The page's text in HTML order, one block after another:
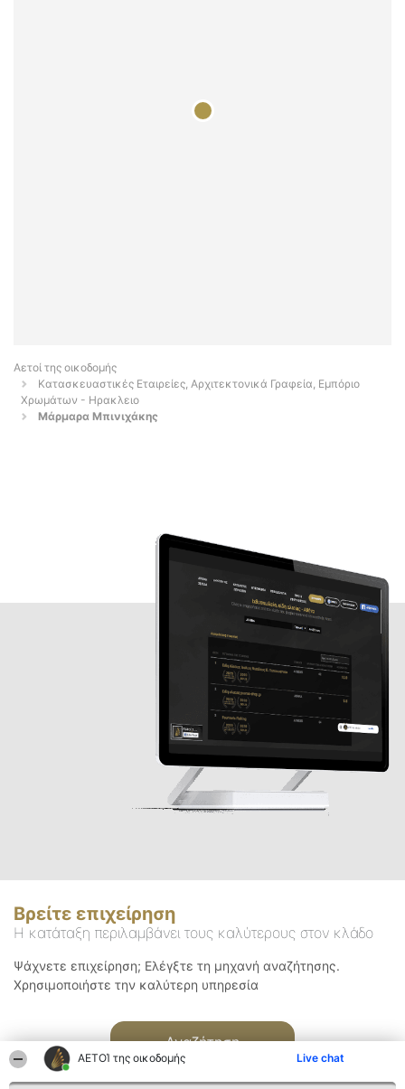
ΑΕΤΟΊ της οικοδομής Live chat
Αετοί της οικοδομής
Κατασκευαστικές Εταιρείες, Αρχιτεκτονικά Γραφεία, Εμπόριο
Χρωμάτων - Ηρακλειο
Μάρμαρα Μπινιχάκης
Βρείτε επιχείρηση
Η κατάταξη περιλαμβάνει τους καλύτερους στον κλάδο
Ψάχνετε επιχείρηση; Ελέγξτε τη μηχανή αναζήτησης.
Χρησιμοποιήστε την καλύτερη υπηρεσία
Αναζήτηση